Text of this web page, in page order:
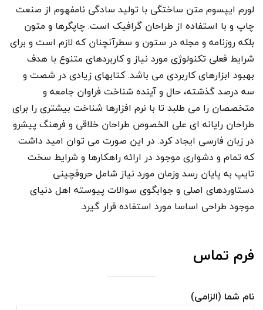
لورم ایپسوم متن ساختگی با تولید سادگی نامفهوم از صنعت
چاپ و با استفاده از طراحان گرافیک است. چاپگرها و متون
بلکه روزنامه و مجله در ستون و سطرآنچنان که لازم است و برای
شرایط فعلی تکنولوژی مورد نیاز و کاربردهای متنوع با هدف
بهبود ابزارهای کاربردی می باشد. کتابهای زیادی در شصت و
سه درصد گذشته، حال و آینده شناخت فراوان جامعه و
متخصصان را می طلبد تا با نرم افزارها شناخت بیشتری را برای
طراحان رایانه ای علی الخصوص طراحان خلاقی و فرهنگ پیشرو
در زبان فارسی ایجاد کرد. در این صورت می توان امید داشت
که تمام و دشواری موجود در ارائه راهکارها و شرایط سخت
تایپ به پایان رسد وزمان مورد نیاز شامل حروفچینی
دستاوردهای اصلی و جوابگوی سوالات پیوسته اهل دنیای
موجود طراحی اساسا مورد استفاده قرار گیرد.
فرم تماس
نام شما (الزامی)